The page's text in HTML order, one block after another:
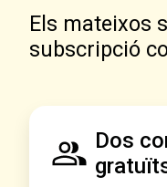
Els mateixos
subscripció
Dos